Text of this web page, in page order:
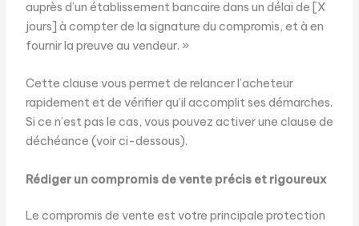
auprès d’un établissement bancaire dans un délai de [X
jours] à compter de la signature du compromis, et à en
fournir la preuve au vendeur. »
Cette clause vous permet de relancer l’acheteur
rapidement et de vérifier qu’il accomplit ses démarches.
Si ce n’est pas le cas, vous pouvez activer une clause de
déchéance (voir ci-dessous).
Rédiger un compromis de vente précis et rigoureux
Le compromis de vente est votre principale protection